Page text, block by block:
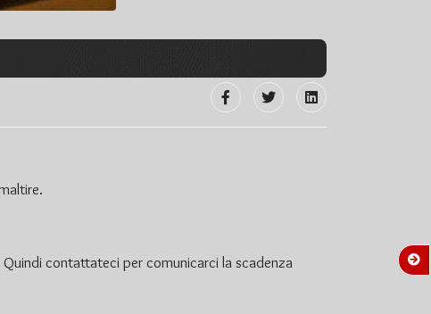
contattateci per comunicarci la scadenza